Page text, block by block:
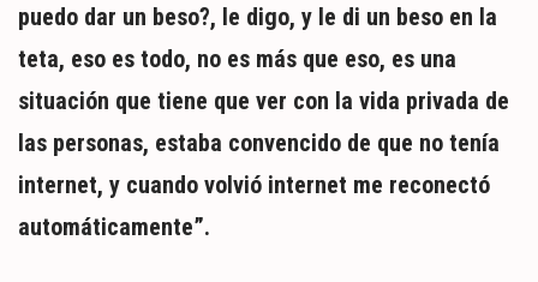
puedo dar un beso?, le digo, y le di un beso en la
teta, eso es todo, no es más que eso, es una
situación que tiene que ver con la vida privada de
las personas, estaba convencido de que no tenía
internet, y cuando volvió internet me reconectó
automáticamente”.